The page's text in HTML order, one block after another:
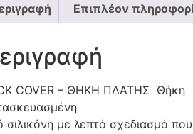
Επιπλέον
COVER – ΘΗΚΗ ΠΛΑΤΗΣ Θήκη
σιλικόνη με λεπτό σχεδιασμό που